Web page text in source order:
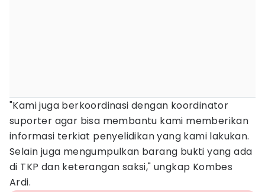
"Kami juga berkoordinasi dengan koordinator
suporter agar bisa membantu kami memberikan
informasi terkiat penyelidikan yang kami lakukan.
Selain juga mengumpulkan barang bukti yang ada
di TKP dan keterangan saksi," ungkap Kombes
Ardi.